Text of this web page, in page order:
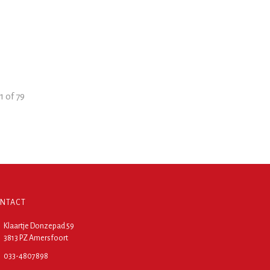
1 of79
Klaartje Donzepad 59
3813 PZ Amersfoort
033-4807898